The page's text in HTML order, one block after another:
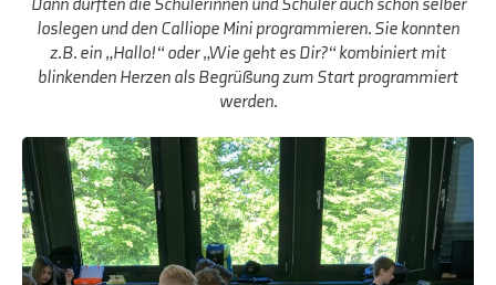
Dann durften die Schülerinnen und Schüler auch schon selber
loslegen und den Calliope Mini programmieren. Sie konnten
z.B. ein „Hallo!“ oder „Wie geht es Dir?“ kombiniert mit
blinkenden Herzen als Begrüßung zum Start programmiert
werden.